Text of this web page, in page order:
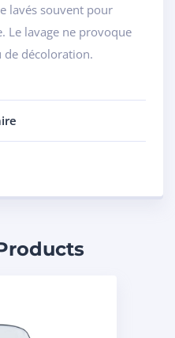
lavés souvent pour
Le lavage ne provoque
de décoloration.